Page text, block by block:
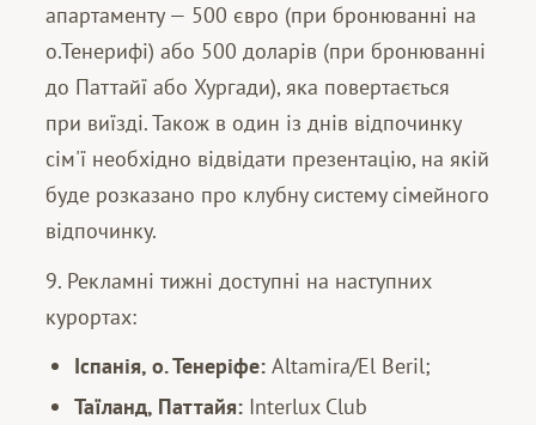
апартаменту — 500 євро (при бронюванні на
о.Тенерифі) або 500 доларів (при бронюванні
до Паттайї або Хургади), яка повертається
при виїзді. Також в один із днів відпочинку
сім'ї необхідно відвідати презентацію, на якій
буде розказано про клубну систему сімейного
відпочинку.
9. Рекламні тижні доступні на наступних
курортах:
Іспанія, о. Тенеріфе: Altamira/El Beril;
Таїланд, Паттайя: Interlux Club